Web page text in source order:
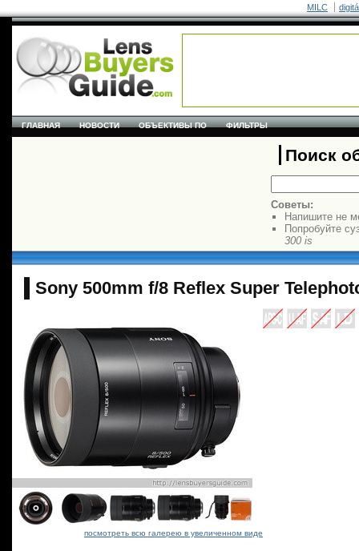
MILC
ГЛАВНАЯ НОВОСТИ ОБЪЕКТИВЫ ПО ФИЛЬТРЫ
Поиск
Советы:
Напишите не
Попробуйте
300 is
Sony 500mm f/8 Reflex Super
посмотреть всю галерею в увеличенном виде